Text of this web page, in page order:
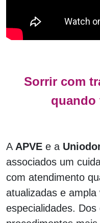
Sorrir com
quando
A APVE e a
associados um
com atendimento
atualizadas e ampla
especialidades.